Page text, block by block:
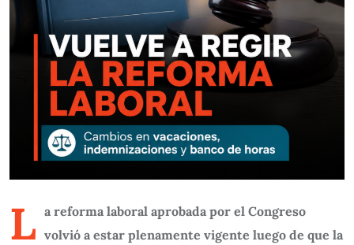
L a reforma laboral aprobada por el Congreso
volvió a estar plenamente vigente luego de que la